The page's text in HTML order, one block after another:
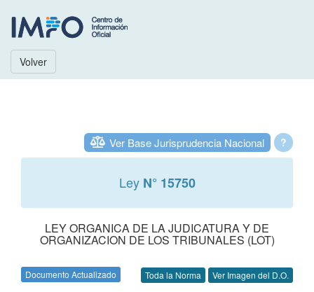
Volver
?
Ver Base Jurisprudencia Nacional
Ley N° 15750
LEY ORGANICA DE LA JUDICATURA Y DE
ORGANIZACION DE LOS TRIBUNALES (LOT)
Documento Actualizado Toda la Norma Ver Imagen del D.O.